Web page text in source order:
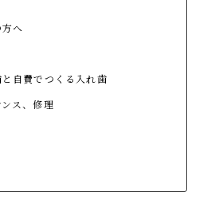
へ
自費でつくる入れ歯
ス、修理